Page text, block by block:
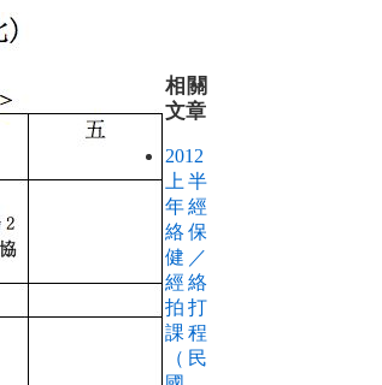
相關
文章
2012
上半
年經
絡保
健／
經絡
拍打
課程
（民